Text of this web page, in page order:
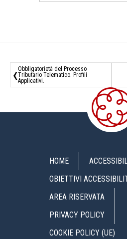
‹Obbligatorietà del Processo
Tributario Telematico. Profili
Applicativi.
HOME
OBIETTIVI
AREA RISERVATA
PRIVACY POLICY
COOKIE POLICY (UE)